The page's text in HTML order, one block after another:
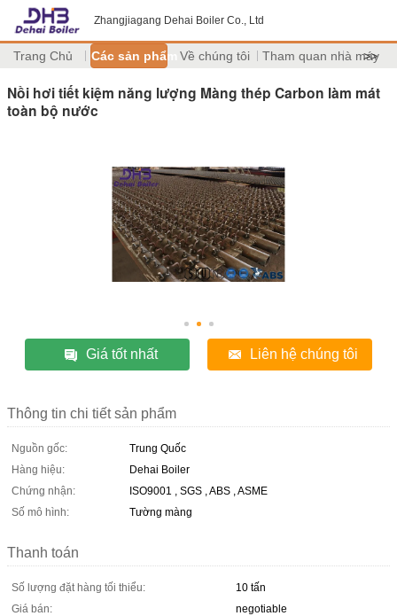
Zhangjiagang Dehai Boiler Co., Ltd
Trang Chủ Các sản phẩm Về chúng tôi Tham quan nhà máy
>>
Nồi hơi tiết kiệm năng lượng Màng thép Carbon làm mát
toàn bộ nước
Giá tốt nhất Liên hệ chúng tôi
Thông tin chi tiết sản phẩm
Nguồn gốc:
Trung Quốc
Hàng hiệu:
Dehai Boiler
Chứng nhận:
ISO9001 , SGS , ABS , ASME
Số mô hình:
Tường màng
Thanh toán
Số lượng đặt hàng tối thiểu:
10 tấn
Giá bán:
negotiable